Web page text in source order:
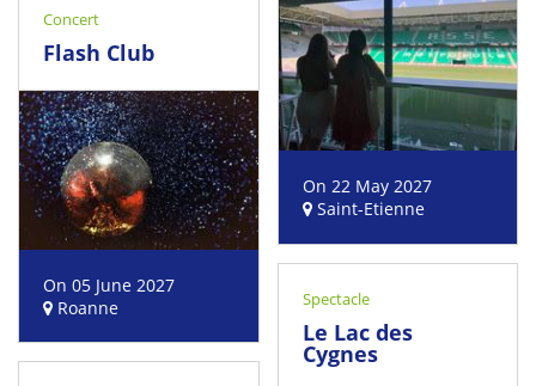
On 22 May 2027
Saint-Etienne
Concert
Flash Club
On 05 June 2027
Roanne
Spectacle
Le Lac des
Cygnes